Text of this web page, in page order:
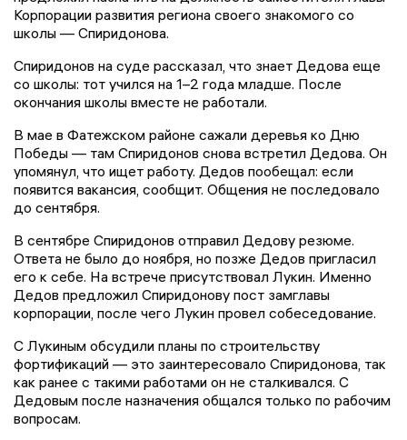
Корпорации развития региона своего знакомого со
школы — Спиридонова.
Спиридонов на суде рассказал, что знает Дедова еще
со школы: тот учился на 1–2 года младше. После
окончания школы вместе не работали.
В мае в Фатежском районе сажали деревья ко Дню
Победы — там Спиридонов снова встретил Дедова. Он
упомянул, что ищет работу. Дедов пообещал: если
появится вакансия, сообщит. Общения не последовало
до сентября.
В сентябре Спиридонов отправил Дедову резюме.
Ответа не было до ноября, но позже Дедов пригласил
его к себе. На встрече присутствовал Лукин. Именно
Дедов предложил Спиридонову пост замглавы
корпорации, после чего Лукин провел собеседование.
С Лукиным обсудили планы по строительству
фортификаций — это заинтересовало Спиридонова, так
как ранее с такими работами он не сталкивался. С
Дедовым после назначения общался только по рабочим
вопросам.